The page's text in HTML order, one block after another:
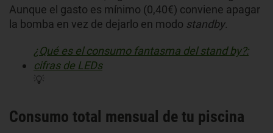
Aunque el gasto es mínimo (0,40€) conviene apagar
la bomba en vez de dejarlo en modo standby.
¿Qué es el consumo fantasma del stand by?:
cifras de LEDs
💡
Consumo total mensual de tu piscina